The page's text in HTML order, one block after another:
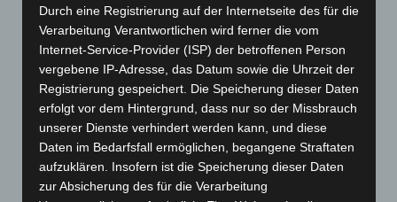
Langenhagen und Ortsteile
Leserbriefe
Menschen
Über uns
Veranstaltungen
Welt
Durch eine Registrierung auf der Internetseite des für die
Verarbeitung Verantwortlichen wird ferner die vom
Internet-Service-Provider (ISP) der betroffenen Person
vergebene IP-Adresse, das Datum sowie die Uhrzeit der
Registrierung gespeichert. Die Speicherung dieser Daten
erfolgt vor dem Hintergrund, dass nur so der Missbrauch
unserer Dienste verhindert werden kann, und diese
Daten im Bedarfsfall ermöglichen, begangene Straftaten
aufzuklären. Insofern ist die Speicherung dieser Daten
zur Absicherung des für die Verarbeitung